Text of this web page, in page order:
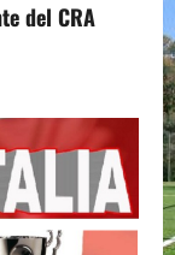
del CRA